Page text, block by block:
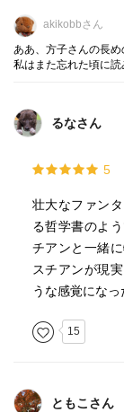
以下、個人的
てもわけへだ
ぜ来ないかあ
た理由もよくわ
・「汝の欲す
る」とは。
・アウリンの
別に元の自分
都」。"I'm OK"
して雪原のシー
akikobbさん
ああ、方子さんの長
私はまた忘れた頃に
るなさん
5
壮大なファン
る哲学書のよ
チアンと一緒
スチアンが現
うな感覚になっ
15
ともこさん